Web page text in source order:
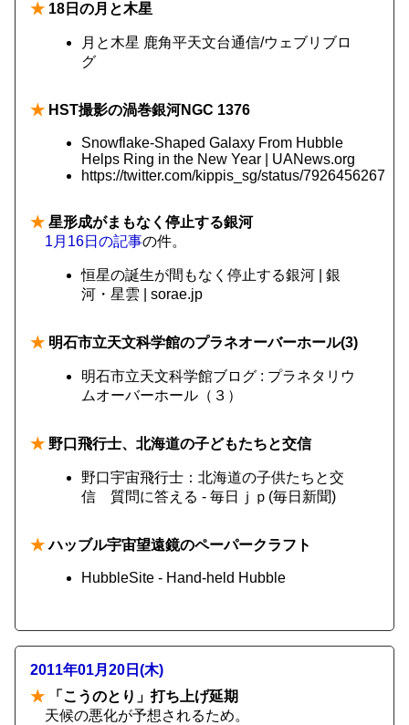
★ 18日の月と木星
月と木星 鹿角平天文台通信/ウェブリブロ
グ
★ HST撮影の渦巻銀河NGC 1376
Snowflake-Shaped Galaxy From Hubble
Helps Ring in the New Year | UANews.org
https://twitter.com/kippis_sg/status/7926456267
★ 星形成がまもなく停止する銀河
1月16日の記事の件。
恒星の誕生が間もなく停止する銀河 | 銀
河・星雲 | sorae.jp
★ 明石市立天文科学館のプラネオーバーホール(3)
明石市立天文科学館ブログ : プラネタリウ
ムオーバーホール（３）
★ 野口飛行士、北海道の子どもたちと交信
野口宇宙飛行士：北海道の子供たちと交
信 質問に答える - 毎日ｊｐ(毎日新聞)
★ハッブル宇宙望遠鏡のペーパークラフト
HubbleSite - Hand-held Hubble
2011年01月20日(木)
★ 「こうのとり」打ち上げ延期
天候の悪化が予想されるため。